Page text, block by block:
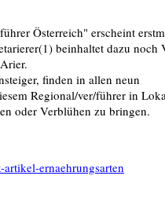
Österreich" erscheint
beinhaltet dazu noch
finden in allen neun
Regional/ver/führer in
oder Verblühen zu bringen.
ernaehrungsarten